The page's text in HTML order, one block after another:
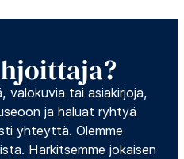
valokuvia tai asiakirjoja,
ja haluat ryhtyä
yhteyttä. Olemme
Harkitsemme jokaisen